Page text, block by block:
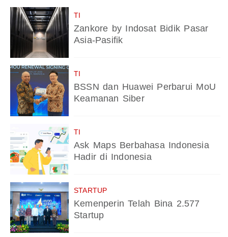
TI
Zankore by Indosat Bidik Pasar
Asia-Pasifik
TI
BSSN dan Huawei Perbarui MoU
Keamanan Siber
TI
Ask Maps Berbahasa Indonesia
Hadir di Indonesia
STARTUP
Kemenperin Telah Bina 2.577
Startup